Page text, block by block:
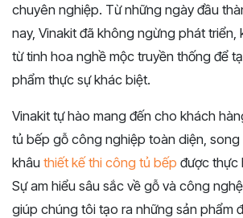
chuyên nghiệp. Từ những ngày đầu
nay, Vinakit đã không ngừng phát triển,
từ tinh hoa nghề mộc truyền thống để
phẩm thực sự khác biệt.
Vinakit tự hào mang đến cho khách
tủ bếp gỗ công nghiệp toàn diện, song
khâu thiết kế thi công tủ bếp được thực
Sự am hiểu sâu sắc về gỗ và công
giúp chúng tôi tạo ra những sản phẩm